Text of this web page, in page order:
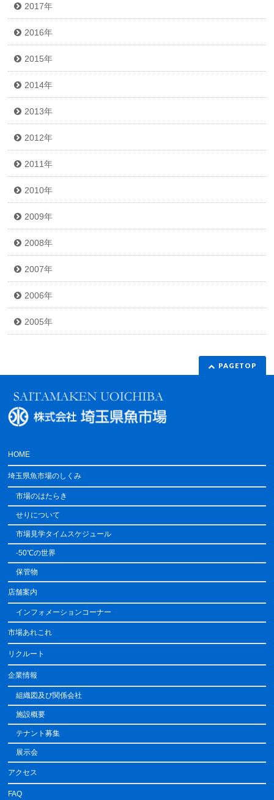
2017年
2016年
2015年
2014年
2013年
2012年
2011年
2010年
2009年
2008年
2007年
2006年
2005年
PAGETOP
HOME
埼玉県魚市場のしくみ
市場のはたらき
せりについて
市場見学タイムスケジュール
-50℃の世界
保管物
店舗案内
インフォメーションコーナー
市場あれこれ
リクルート
企業情報
組織図及び関係会社
施設概要
テナント募集
展示会
アクセス
FAQ